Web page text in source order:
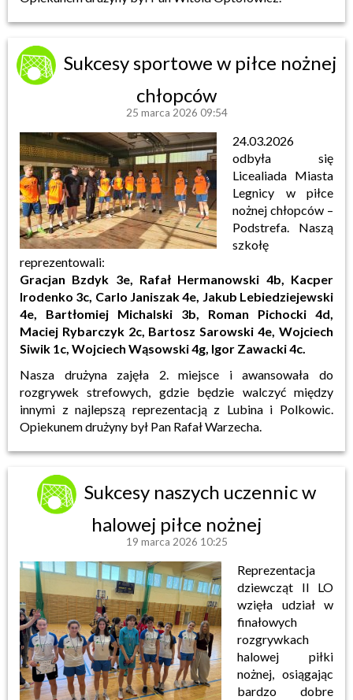
Sukcesy sportowe w piłce nożnej
chłopców
25 marca 2026 09:54
24.03.2026
odbyła się
Licealiada Miasta
Legnicy w piłce
nożnej chłopców –
Podstrefa. Naszą
szkołę
reprezentowali:
Gracjan Bzdyk 3e, Rafał Hermanowski 4b, Kacper
Irodenko 3c, Carlo Janiszak 4e, Jakub Lebiedziejewski
4e, Bartłomiej Michalski 3b, Roman Pichocki 4d,
Maciej Rybarczyk 2c, Bartosz Sarowski 4e, Wojciech
Siwik 1c, Wojciech Wąsowski 4g, Igor Zawacki 4c.
Nasza drużyna zajęła 2. miejsce i awansowała do
rozgrywek strefowych, gdzie będzie walczyć między
innymi z najlepszą reprezentacją z Lubina i Polkowic.
Opiekunem drużyny był Pan Rafał Warzecha.
Sukcesy naszych uczennic w
halowej piłce nożnej
19 marca 2026 10:25
Reprezentacja
dziewcząt II LO
wzięła udział w
finałowych
rozgrywkach
halowej piłki
nożnej, osiągając
bardzo dobre